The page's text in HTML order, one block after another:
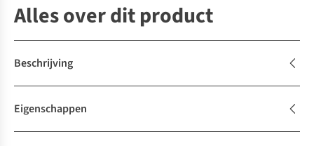
Alles over dit product
Beschrijving
Eigenschappen